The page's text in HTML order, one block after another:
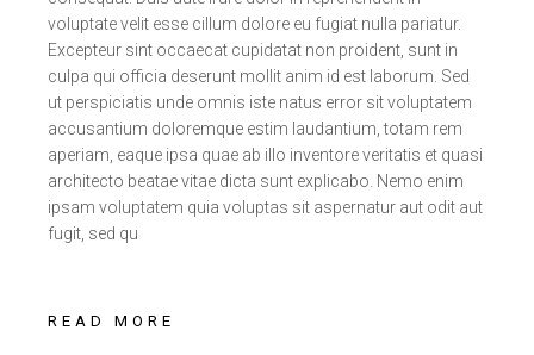
voluptate velit esse cillum dolore eu fugiat nulla pariatur.
Excepteur sint occaecat cupidatat non proident, sunt in
culpa qui officia deserunt mollit anim id est laborum. Sed
ut perspiciatis unde omnis iste natus error sit voluptatem
accusantium doloremque estim laudantium, totam rem
aperiam, eaque ipsa quae ab illo inventore veritatis et quasi
architecto beatae vitae dicta sunt explicabo. Nemo enim
ipsam voluptatem quia voluptas sit aspernatur aut odit aut
fugit, sed qu
READ MORE